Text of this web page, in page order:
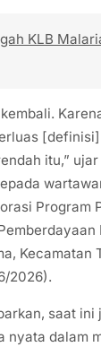
KLB
itu,”
Program
Kecamatan
2026).
saat ini
nyata dalam